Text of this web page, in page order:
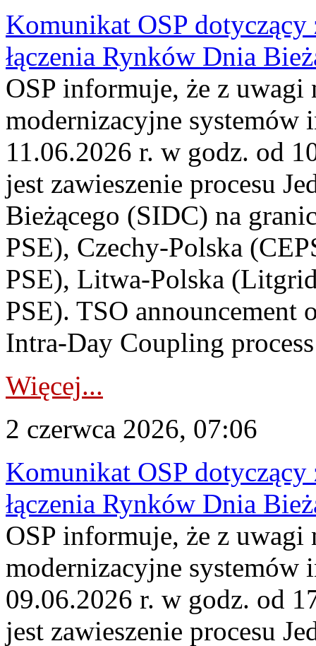
Komunikat OSP dotyczący
łączenia Rynków Dnia
OSP informuje, że z uwagi
modernizacyjne
11.06.2026 r. w godz. od
jest zawieszenie procesu
Bieżącego (SIDC) na
PSE), Czechy-Polska
PSE), Litwa-Polska
PSE). TSO announcement
Intra-Day Coupling
Więcej...
2 czerwca 2026, 07:06
Komunikat OSP dotyczący
łączenia Rynków Dnia
OSP informuje, że z uwagi
modernizacyjne
09.06.2026 r. w godz. od
jest zawieszenie procesu